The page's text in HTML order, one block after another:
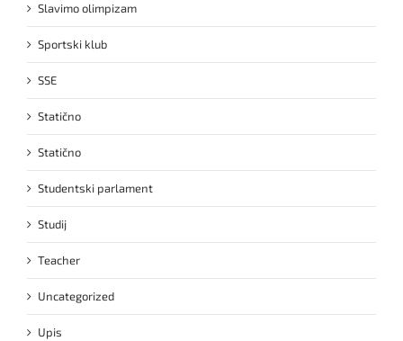
Slavimo olimpizam
Sportski klub
SSE
Statično
Statično
Studentski parlament
Studij
Teacher
Uncategorized
Upis